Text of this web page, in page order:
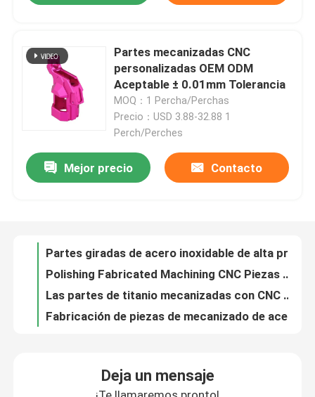
Los vídeos
Sobre nosotros
Recorrido por la fábrica
Contacta con nosotros
Noticias
Piezas de fresado CNC
Partes mecanizadas CNC
personalizadas OEM ODM
Aceptable ± 0.01mm Tolerancia
MOQ：1 Percha/Perchas
Precio：USD 3.88-32.88 1
Perch/Perches
Mejor precio Contacto
Partes giradas de acero inoxidable de alta precisión ±0,01 mm
Las piezas de latón CNC mecanizadas a medida
Partes de mecanizado CNC de acero inoxidable pulido personalizadas
Partes industriales de titanio CNC para el anodizado
Deja un mensaje